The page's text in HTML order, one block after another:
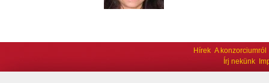
Hírek A konzorciumról
Írj nekünk